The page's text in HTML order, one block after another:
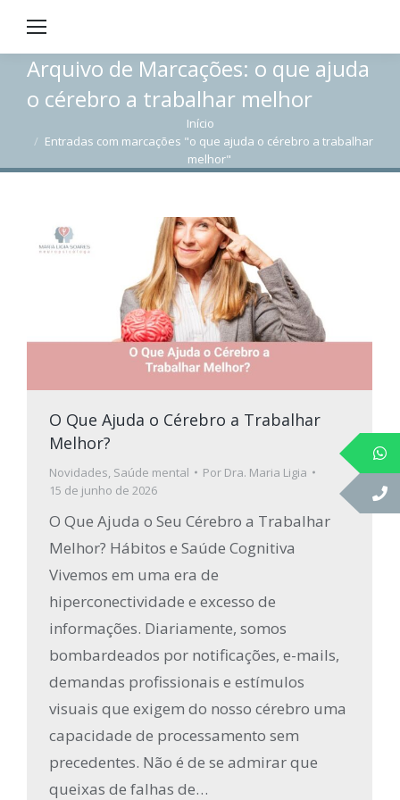
Arquivo de Marcações: o que ajuda
o cérebro a trabalhar melhor
Início
Entradas com marcações "o que ajuda o cérebro a trabalhar
melhor"
O Que Ajuda o Cérebro a Trabalhar
Melhor?
Novidades Saúde mental Por Dra. Maria Ligia
15 de junho de 2026
O Que Ajuda o Seu Cérebro a Trabalhar
Melhor? Hábitos e Saúde Cognitiva
Vivemos em uma era de
hiperconectividade e excesso de
informações. Diariamente, somos
bombardeados por notificações, e-mails,
demandas profissionais e estímulos
visuais que exigem do nosso cérebro uma
capacidade de processamento sem
precedentes. Não é de se admirar que
queixas de falhas de…